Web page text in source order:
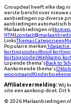
Groupdeal heeft elke dag
eerste bericht over nieuwe
aanbiedingen op diverse
aanbiedingen automatisch
Mailaanbiedingen.nl
HTML
LinksThemasCategorieen
Populaire merken
kortingscodesiBood
kortingscodesWehkamp
Lopende thema'sBack to
Aankomende thema's
woonmaand
Affiliatevermelding:Wij
site een aankoop doet. Dit
© 2026 Mailaanbiedingen.nl